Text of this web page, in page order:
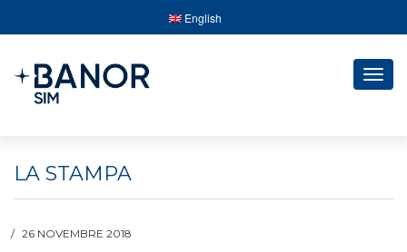
English
LA STAMPA
26 NOVEMBRE 2018